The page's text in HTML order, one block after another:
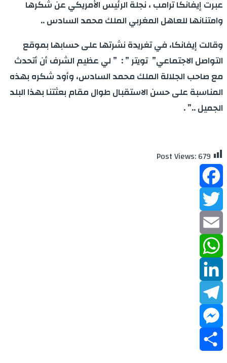
عبرت إيفانكا ترامب ، نجلة الرئيس الأمريكي عن شكرها
وامتنانها للعاهل المغربي الملك محمد السادس ..
وقالت إيفانكا، في تغريدة نشرتها على حسابها بموقع
التواصل الاجتماعي” تويتر ” : ” لي عظيم الشرف أن أتحدث
مع صاحب الجلالة الملك محمد السادس، وأود شكره بهذه
المناسبة على حسن الاستقبال طوال مقام بعثتنا بهذا البلد
الجميل ..” .
Post Views:679
Facebook
Twitter
Email
WhatsApp
LinkedIn
Telegram
Messenger